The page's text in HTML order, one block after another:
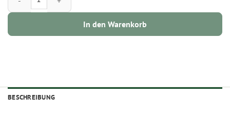
In den Warenkorb
BESCHREIBUNG